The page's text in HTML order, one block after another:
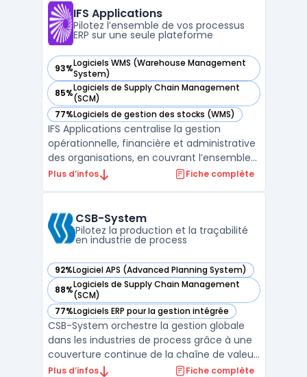
organisations confrontées à la
multiplication d ...
IFS Applications
Pilotez l’ensemble de vos processus
ERP sur une seule plateforme
93%Logiciels WMS (Warehouse Management
System)
— voir IFS Applications dans cette catégorie
85%Logiciels de Supply Chain Management
(SCM)
— voir IFS Applications dans cette catégorie
77%Logiciels de gestion des stocks (WMS)
— voir IFS Applications dans cette catégorie
IFS Applications centralise la gestion
opérationnelle, financière et administrative
des organisations, en couvrant l’ensemble
du cycle métier via une plateforme unique.
des processus de Service and Asset
Management, ...
Plus d’infos Fiche complète
CSB-System
Pilotez la production et la traçabilité
en industrie de process
92%Logiciel APS (Advanced Planning System)
— voir CSB-System dans cette catégorie
88%Logiciels de Supply Chain Management
(SCM)
— voir CSB-System dans cette catégorie
77%Logiciels ERP pour la gestion intégrée
— voir CSB-System dans cette catégorie
CSB-System orchestre la gestion globale
dans les industries de process grâce à une
couverture continue de la chaîne de valeur,
du producteur au consommateur. Ce
Plus d’infos Fiche complète